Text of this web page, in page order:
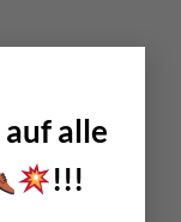
alle
!!!